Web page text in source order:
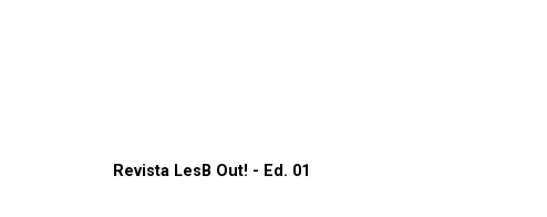
Revista LesB Out! - Ed. 01